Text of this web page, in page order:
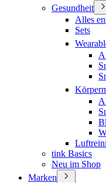
Gesundheit
Alles
Sets
tink Basics
Neu im Shop
Marken